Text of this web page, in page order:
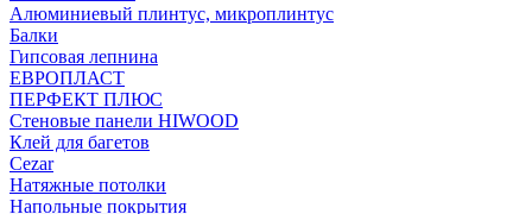
Алюминиевый плинтус, микроплинтус
Балки
Гипсовая лепнина
ЕВРОПЛАСТ
ПЕРФЕКТ ПЛЮС
Стеновые панели HIWOOD
Клей для багетов
Cezar
Натяжные потолки
Напольные покрытия